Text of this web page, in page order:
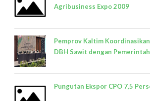
Agribusiness Expo 2009
Pemprov Kaltim Koordinasikan
DBH Sawit dengan
Pungutan Ekspor CPO 7,5